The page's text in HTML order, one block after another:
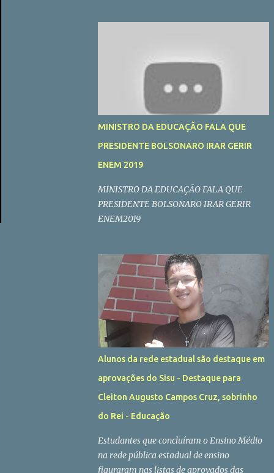
MINISTRO DA EDUCAÇÃO FALA QUE
PRESIDENTE BOLSONARO IRAR GERIR
ENEM 2019
MINISTRO DA EDUCAÇÃO FALA QUE
PRESIDENTE BOLSONARO IRAR GERIR
ENEM2019
Alunos da rede estadual são destaque em
aprovações do Sisu - Destaque para
Cleiton Augusto Campos Cruz, sobrinho
do Rei - Educação
Estudantes que concluíram o Ensino Médio
na rede pública estadual de ensino
figuraram nas listas de aprovados das